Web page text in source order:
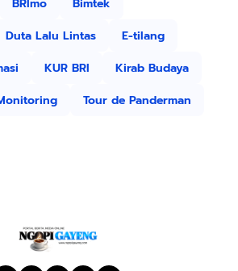
Duta Lalu Lintas
E-tilang
KUR BRI
Kirab Budaya
Tour de Panderman